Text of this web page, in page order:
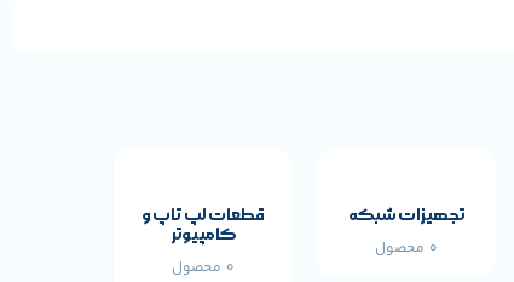
تجهیزات شبکه
0 محصول
قطعات لپ تاپ و
کامپیوتر
0 محصول